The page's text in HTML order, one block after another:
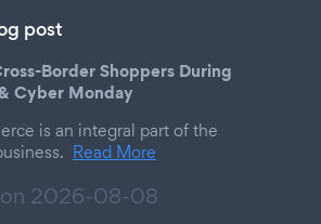
post
Border Shoppers During
Cyber Monday
is an integral part of the
Read More
2026-08-08